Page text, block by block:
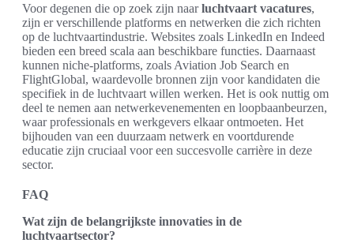
Voor degenen die op zoek zijn naarluchtvaart vacatures,
zijn er verschillende platforms en netwerken die zich richten
op de luchtvaartindustrie. Websites zoals LinkedIn en Indeed
bieden een breed scala aan beschikbare functies. Daarnaast
kunnen niche-platforms, zoals Aviation Job Search en
FlightGlobal, waardevolle bronnen zijn voor kandidaten die
specifiek in de luchtvaart willen werken. Het is ook nuttig om
deel te nemen aan netwerkevenementen en loopbaanbeurzen,
waar professionals en werkgevers elkaar ontmoeten. Het
bijhouden van een duurzaam netwerk en voortdurende
educatie zijn cruciaal voor een succesvolle carrière in deze
sector.
FAQ
Wat zijn de belangrijkste innovaties in de
luchtvaartsector?